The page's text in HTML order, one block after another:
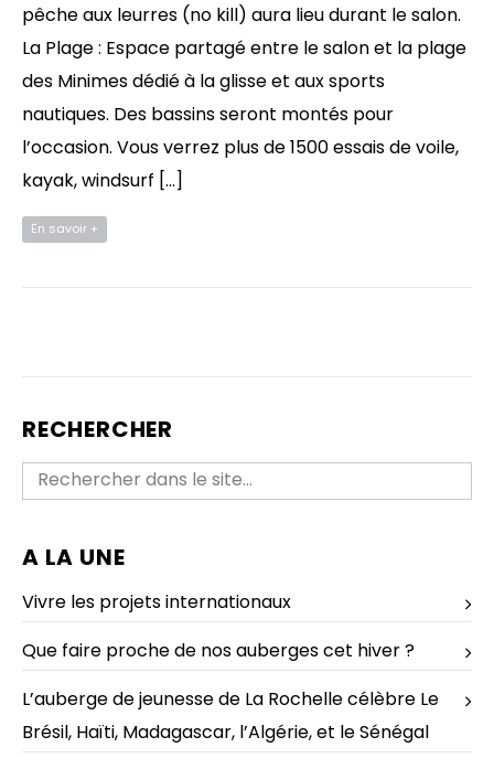
pêche aux leurres (no kill) aura lieu durant le salon.
La Plage : Espace partagé entre le salon et la plage
des Minimes dédié à la glisse et aux sports
nautiques. Des bassins seront montés pour
l’occasion. Vous verrez plus de 1500 essais de voile,
kayak, windsurf […]
En savoir +
RECHERCHER
A LA UNE
Vivre les projets internationaux
Que faire proche de nos auberges cet hiver ?
L’auberge de jeunesse de La Rochelle célèbre Le
Brésil, Haïti, Madagascar, l’Algérie, et le Sénégal